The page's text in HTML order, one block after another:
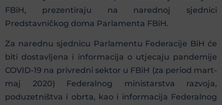
FBiH, prezentiraju na narednoj sjednici
Predstavničkog doma Parlamenta FBiH.
Za narednu sjednicu Parlamentu Federacije BiH će
biti dostavljena i informacija o utjecaju pandemije
COVID-19 na privredni sektor u FBiH (za period mart-
maj 2020) Federalnog ministarstva razvoja,
poduzetništva i obrta, kao i informacija Federalnog